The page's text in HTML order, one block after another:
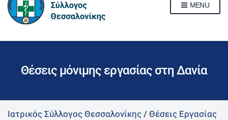
m
MENU
Θέσεις μόνιμης εργασίας στη Δανία
Ιατρικός Σύλλογος Θεσσαλονίκης / Θέσεις Εργασίας